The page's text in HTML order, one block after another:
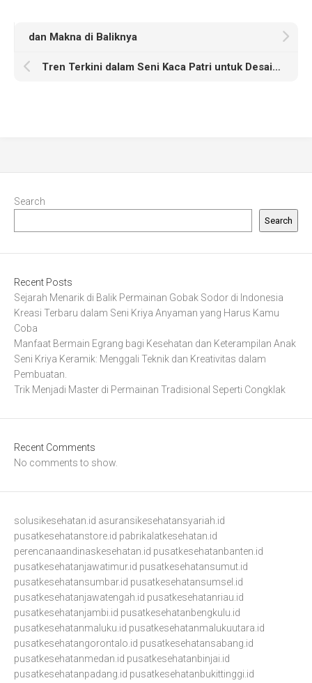
dan Makna di Baliknya
Tren Terkini dalam Seni Kaca Patri untuk Desain Interior Modern
Search
Search
Recent Posts
Sejarah Menarik di Balik Permainan Gobak Sodor di Indonesia
Kreasi Terbaru dalam Seni Kriya Anyaman yang Harus Kamu
Coba
Manfaat Bermain Egrang bagi Kesehatan dan Keterampilan Anak
Seni Kriya Keramik: Menggali Teknik dan Kreativitas dalam
Pembuatan.
Trik Menjadi Master di Permainan Tradisional Seperti Congklak
Recent Comments
No comments to show.
solusikesehatan.id asuransikesehatansyariah.id
pusatkesehatanstore.id pabrikalatkesehatan.id
perencanaandinaskesehatan.id pusatkesehatanbanten.id
pusatkesehatanjawatimur.id pusatkesehatansumut.id
pusatkesehatansumbar.id pusatkesehatansumsel.id
pusatkesehatanjawatengah.id pusatkesehatanriau.id
pusatkesehatanjambi.id pusatkesehatanbengkulu.id
pusatkesehatanmaluku.id pusatkesehatanmalukuutara.id
pusatkesehatangorontalo.id pusatkesehatansabang.id
pusatkesehatanmedan.id pusatkesehatanbinjai.id
pusatkesehatanpadang.id pusatkesehatanbukittinggi.id